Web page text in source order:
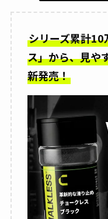
シリーズ累計10
ス」から、見や
新発売！